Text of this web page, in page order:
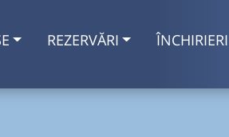
REZERVĂRI ÎNCHIRIERI